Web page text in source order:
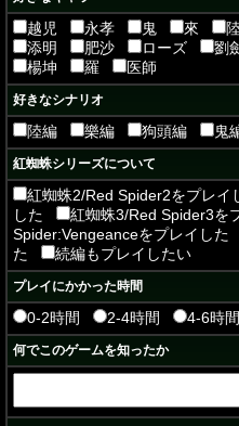
越児 永孝 鬼 來
添明
肥沙 ローズ 劉
楊坤
羅 医師
好きなシナリオ
陸編 樂編 狗頭編 鬼
紅蜘蛛シリーズについて
紅蜘蛛2/Red Spider2をプレイ
した
紅蜘蛛3/Red Spider3を
Spider:Vengeanceをプレイした
た
続編もプレイしたい
プレイにかかった時間
0-2時間 2-4時間 4-6時間
何でこのゲームを知ったか